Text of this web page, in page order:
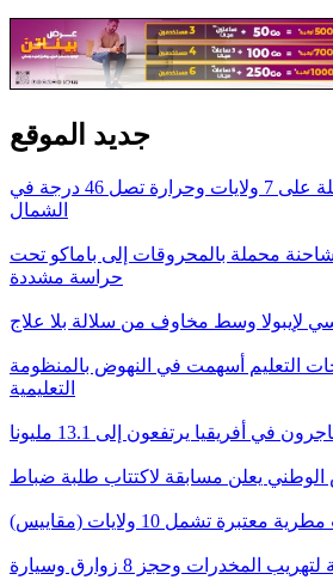
جديد الموقع
الأرصاد: أمطار محتملة على 7 ولايات وحرارة تصل 46 درجة في
الشمال
مالي: وصول 840 شاحنة محملة بالمحروقات إلى باماكو تحت
حراسة مشددة
لإيبولا وسط مخاوف من سلالة بلا علاج
التعليم أسهمت في النهوض بالمنظومة
التعليمية
في أفريقيا يرتفعون إلى 13.1 مليونا
الوطني يعلن مسابقة لاكتتاب طلبة ضباط
تشمل 10 ولايات (مقاييس)
المخدرات وحجز 8 زوارق وسيارة